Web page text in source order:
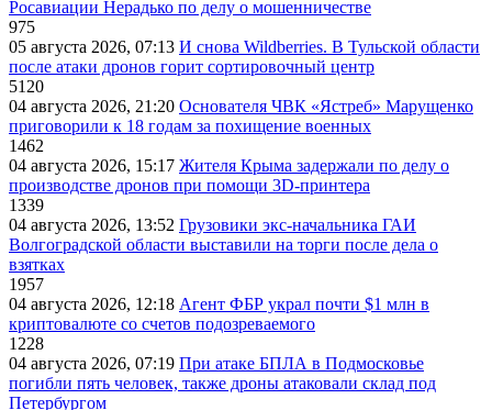
Росавиации Нерадько по делу о мошенничестве
975
05 августа 2026, 07:13 И снова Wildberries. В Тульской области
после атаки дронов горит сортировочный центр
5120
04 августа 2026, 21:20 Основателя ЧВК «Ястреб» Марущенко
приговорили к 18 годам за похищение военных
1462
04 августа 2026, 15:17 Жителя Крыма задержали по делу о
производстве дронов при помощи 3D‑принтера
1339
04 августа 2026, 13:52 Грузовики экс-начальника ГАИ
Волгоградской области выставили на торги после дела о
взятках
1957
04 августа 2026, 12:18 Агент ФБР украл почти $1 млн в
криптовалюте со счетов подозреваемого
1228
04 августа 2026, 07:19 При атаке БПЛА в Подмосковье
погибли пять человек, также дроны атаковали склад под
Петербургом